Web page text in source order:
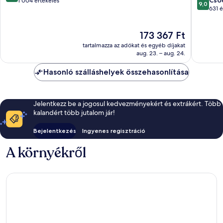
Az
ár
173 367 Ft
173 367 Ft
tartalmazza az adókat és egyéb díjakat
aug. 23. – aug. 24.
9,0
631
Hasonló szálláshelyek összehasonlítása
Jelentkezz be a jogosul kedvezményekért és extrákért. Több
kalandért több jutalom jár!
Bejelentkezés Ingyenes regisztráció
A környékről